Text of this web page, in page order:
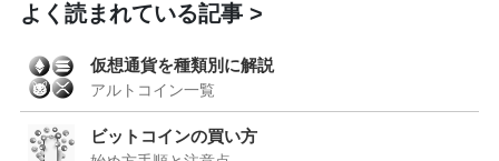
よく読まれている記事
仮想通貨を種類別に解説
アルトコイン一覧
ビットコインの買い方